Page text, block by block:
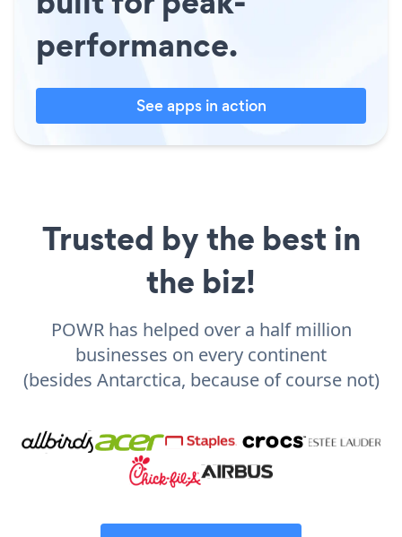
performance.
See apps in action
Trusted by the best in
the biz!
POWR has helped over a half million
businesses on every continent
(besides Antarctica, because of course not)